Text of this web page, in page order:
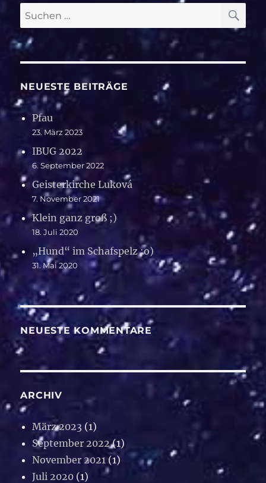
Suche
nach:
NEUESTE BEITRÄGE
Pfau
23. März 2023
IBUG 2022
6. September 2022
Geisterkirche Luková
7. November 2021
Klein ganz groß ;)
18. Juli 2020
„Hund“ im Schafspelz ;o)
31. Mai 2020
NEUESTE KOMMENTARE
ARCHIV
März 2023 (1)
September 2022(1)
November 2021(1)
Juli 2020 (1)